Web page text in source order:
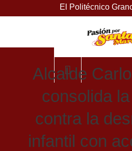
El Politécnico Grancolombiano
Alcalde
consolida
contra la
infantil con